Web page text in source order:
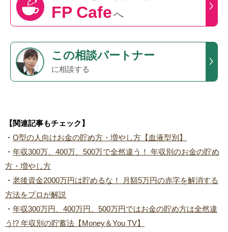
FP Cafeへ
この相談パートナー
に相談する
【関連記事もチェック】
・ O型の人向けお金の貯め方・増やし方【血液型別】
・ 年収300万、400万、500万で全然違う！ 年収別のお金の貯め
方・増やし方
・ 老後資金2000万円は貯めるな！ 月額5万円の赤字を解消する
方法をプロが解説
・ 年収300万円、400万円、500万円ではお金の貯め方は全然違
う!? 年収別の貯蓄法【Money＆You TV】